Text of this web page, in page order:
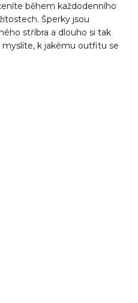
během každodenního
Šperky jsou
stříbra a dlouho si tak
myslíte, k jakému outfitu se